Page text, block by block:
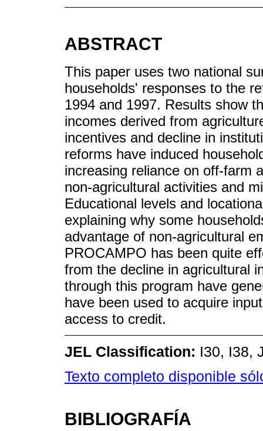
ABSTRACT
This paper uses two national
households' responses to the
1994 and 1997. Results show
incomes derived from
incentives and decline in
reforms have induced
increasing reliance on off-farm
non-agricultural activities and
Educational levels and
explaining why some
advantage of non-agricultural
PROCAMPO has been quite
from the decline in agricultural
through this program have
have been used to acquire
access to credit.
JEL Classification: I30, I38,
Texto completo disponible
BIBLIOGRAFÍA